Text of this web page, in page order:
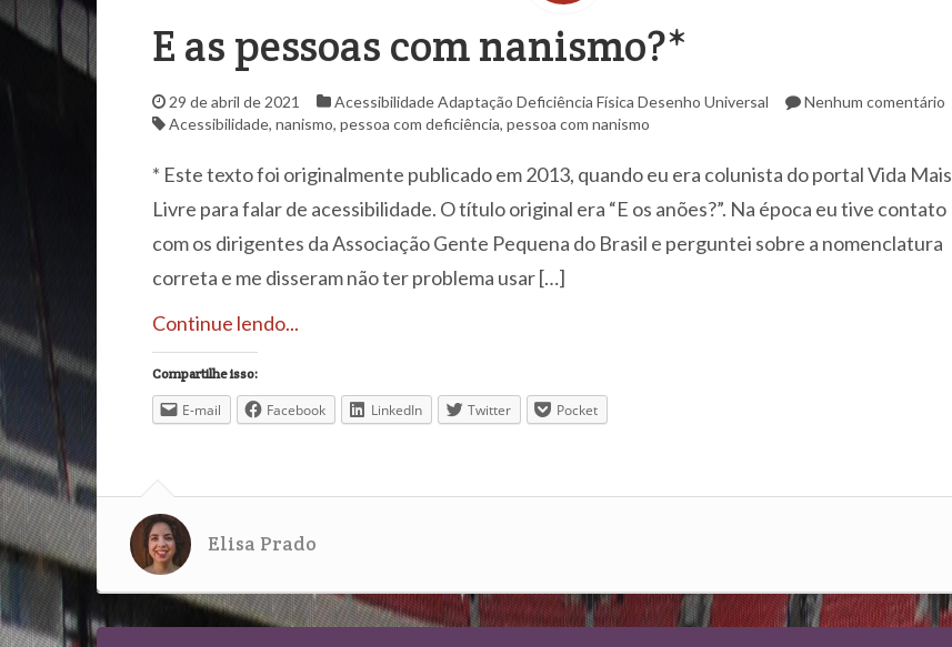
E as pessoas com nanismo?*
29 de abril de 2021 AcessibilidadeAdaptação Deficiência Física Desenho Universal
Nenhum comentário
Acessibilidade, nanismo, pessoa com deficiência, pessoa com nanismo
* Este texto foi originalmente publicado em 2013, quando eu era colunista do portal Vida Mais
Livre para falar de acessibilidade. O título original era “E os anões?”. Na época eu tive contato
com os dirigentes da Associação Gente Pequena do Brasil e perguntei sobre a nomenclatura
correta e me disseram não ter problema usar […]
Continue lendo...
Compartilhe isso:
E-mail Facebook LinkedIn Twitter Pocket
Elisa Prado